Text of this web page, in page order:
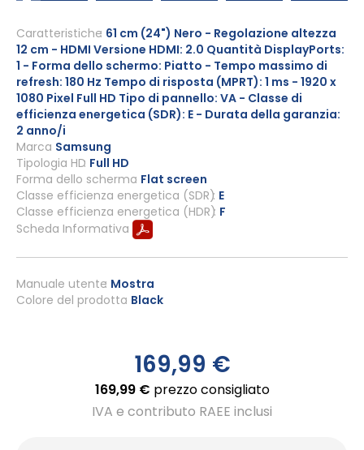
all'inizio
della
galleria
di
immagini
169,99 €
169,99 € prezzo consigliato
IVA e contributo RAEE inclusi
Marca Samsung
Manuale utente Mostra
Caratteristiche 61 cm (24") Nero - Regolazione altezza
12 cm - HDMI Versione HDMI: 2.0 Quantità DisplayPorts:
1 - Forma dello schermo: Piatto - Tempo massimo di
refresh: 180 Hz Tempo di risposta (MPRT): 1 ms - 1920 x
1080 Pixel Full HD Tipo di pannello: VA - Classe di
efficienza energetica (SDR): E - Durata della garanzia:
2 anno/i
Colore del prodotto Black
Tipologia HD Full HD
Forma dello schermo Flat screen
Scheda Informativa
Classe efficienza energetica (SDR) E
Classe efficienza energetica (HDR) F